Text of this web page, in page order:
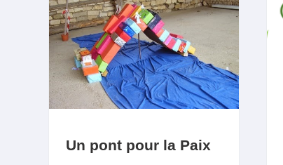
Un pont pour la Paix